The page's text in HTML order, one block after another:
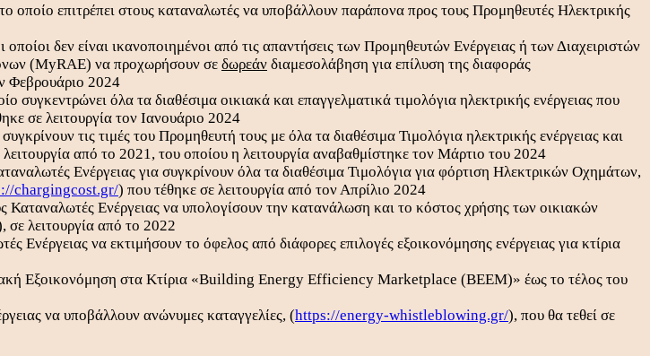
οποίο επιτρέπει στους καταναλωτές να υποβάλλουν παράπονα προς τους Προμηθευτές Ηλεκτρικής
οποίοι δεν είναι ικανοποιημένοι από τις απαντήσεις των Προμηθευτών Ενέργειας ή των Διαχειριστών
(MyRAE) να προχωρήσουν σε δωρεάν διαμεσολάβηση για επίλυση της διαφοράς
Φεβρουάριο 2024
συγκεντρώνει όλα τα διαθέσιμα οικιακά και επαγγελματικά τιμολόγια ηλεκτρικής ενέργειας που
σε λειτουργία τον Ιανουάριο 2024
τις τιμές του Προμηθευτή τους με όλα τα διαθέσιμα Τιμολόγια ηλεκτρικής ενέργειας και
από το 2021, του οποίου η λειτουργία αναβαθμίστηκε τον Μάρτιο του 2024
Ενέργειας για συγκρίνουν όλα τα διαθέσιμα Τιμολόγια για φόρτιση Ηλεκτρικών Οχημάτων,
chargingcost.gr/) που τέθηκε σε λειτουργία από τον Απρίλιο 2024
Καταναλωτές Ενέργειας να υπολογίσουν την κατανάλωση και το κόστος χρήσης των οικιακών
σε λειτουργία από το 2022
Ενέργειας να εκτιμήσουν το όφελος από διάφορες επιλογές εξοικονόμησης ενέργειας για κτίρια
Εξοικονόμηση στα Κτίρια «Building Energy Efficiency Marketplace (BEEM)» έως το τέλος του
να υποβάλλουν ανώνυμες καταγγελίες, (https://energy-whistleblowing.gr/), που θα τεθεί σε